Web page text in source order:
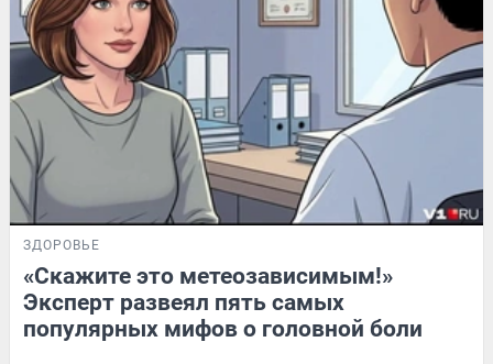
ЗДОРОВЬЕ
«Скажите это метеозависимым!»
Эксперт развеял пять самых
популярных мифов о головной боли